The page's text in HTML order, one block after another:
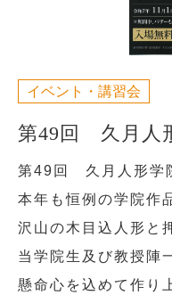
イベント・講習会
第49回 久月人
第49回 久月人形学
本年も恒例の学院作
沢山の木目込人形と
当学院生及び教授陣
懸命心を込めて作り